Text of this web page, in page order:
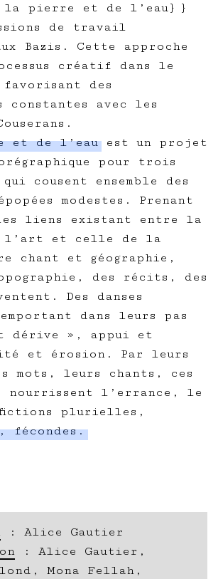
la pierre et de l’eau} }
de travail
Bazis. Cette approche
créatif dans le
des
avec les
et de l’eauest un projet
pour trois
cousent ensemble des
modestes. Prenant
liens existant entre la
l’art et celle de la
chant et géographie,
des récits, des
Des danses
dans leurs pas
dérive », appui et
et érosion. Par leurs
mots, leurs chants, ces
nourrissent l’errance, le
plurielles,
fécondes.
: Alice Gautier
: Alice Gautier,
Mona Fellah,